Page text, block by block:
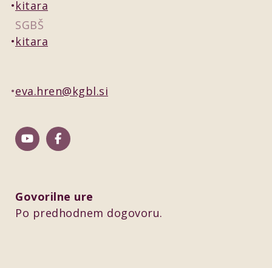
kitara
SGBŠ
kitara
eva.hren@kgbl.si
Govorilne ure
Po predhodnem dogovoru.